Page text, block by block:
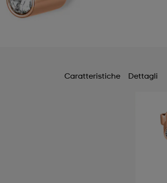
Caratteristiche Dettagli